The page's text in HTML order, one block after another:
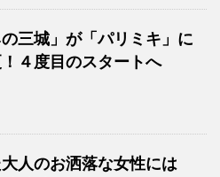
の三城」が「パリミキ」に
４度目のスタートへ
人のお洒落な女性には